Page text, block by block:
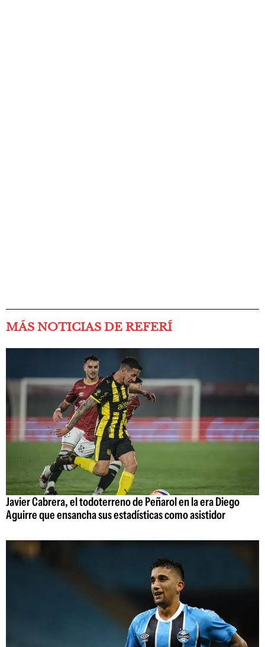
MÁS NOTICIAS DE REFERÍ
Javier Cabrera, el todoterreno de Peñarol en la era Diego
Aguirre que ensancha sus estadísticas como asistidor